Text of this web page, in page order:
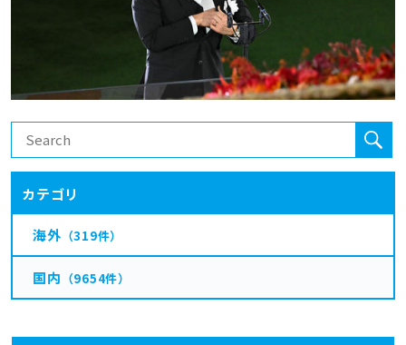
カテゴリ
海外 （319件）
国内 （9654件）